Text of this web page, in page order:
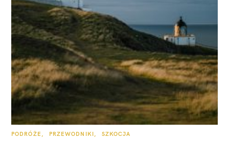
K
PODRÓŻE PRZEWODNIKI SZKOCJA